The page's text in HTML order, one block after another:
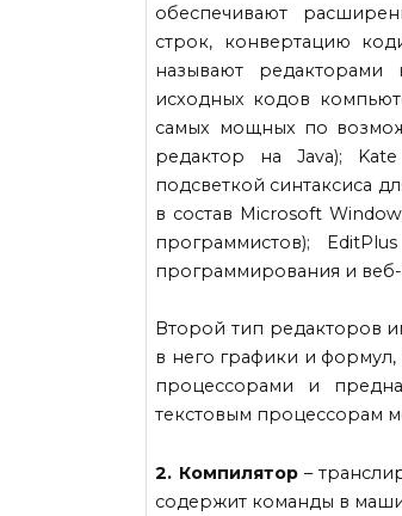
обеспечивают
строк, конвертацию
называют редакторами
исходных кодов
самых мощных по
редактор на Java);
подсветкой синтаксиса
в состав Microsoft
программистов);
программирования и
Второй тип редакторов
в него графики и формул,
процессорами и
текстовым процессорам
2. Компилятор–
содержит команды в